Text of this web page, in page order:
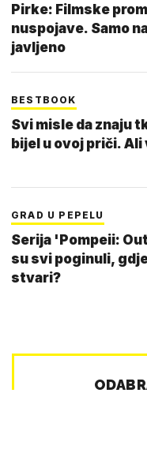
Pirke: Filmske
nuspojave. Samo
javljeno
BESTBOOK
Svi misle da znaju
bijel u ovoj priči. Ali
GRAD U PEPELU
Serija 'Pompeii:
su svi poginuli,
stvari?